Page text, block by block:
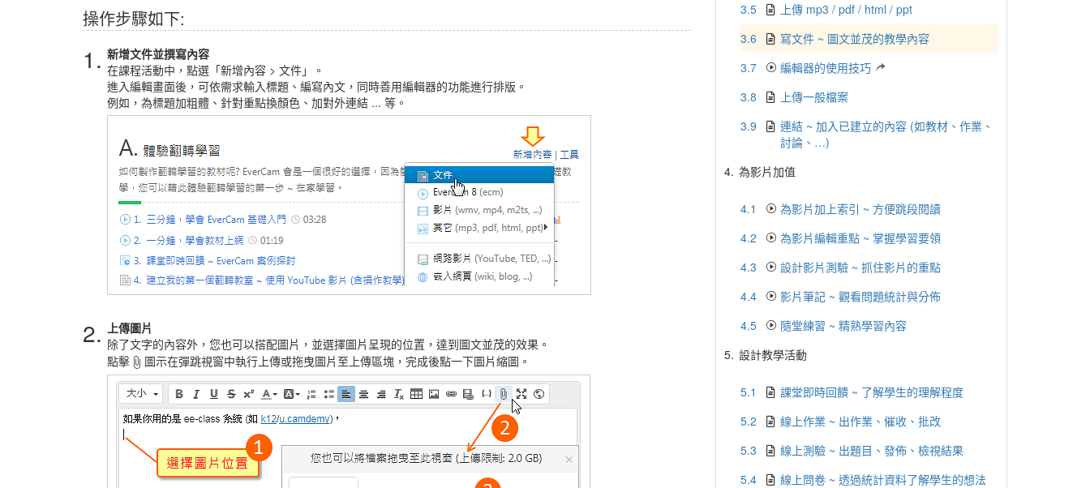
操作步驟如下:
1. 新增文件並撰寫內容
在課程活動中，點選「新增內容 > 文件」。
進入編輯畫面後，可依需求輸入標題、編寫內文，同時善用編輯器的功能進行排版。
例如，為標題加粗體、針對重點換顏色、加對外連結 ... 等。
2. 上傳圖片
除了文字的內容外，您也可以搭配圖片， 並選擇圖片呈現的位置，達到圖文並茂的效果。
點擊
圖示在彈跳視窗中執行上傳或拖曳圖片至上傳區塊，完成後點一下圖片縮圖。
3.5
上傳 mp3 / pdf / html / ppt
3.6
寫文件 ~ 圖文並茂的教學內容
3.7
編輯器的使用技巧
3.8
上傳一般檔案
3.9
連結 ~ 加入已建立的內容 (如教材、作業、
討論、…)
4. 為影片加值
4.1
為影片加上索引 ~ 方便跳段閱讀
4.2
為影片編輯重點 ~ 掌握學習要領
4.3
設計影片測驗 ~ 抓住影片的重點
4.4
影片筆記 ~ 觀看問題統計與分佈
4.5
隨堂練習 ~ 精熟學習內容
5. 設計教學活動
5.1
課堂即時回饋 ~ 了解學生的理解程度
5.2
線上作業 ~ 出作業、催收、批改
5.3
線上測驗 ~ 出題目、發佈、檢視結果
5.4
線上問卷 ~ 透過統計資料了解學生的想法